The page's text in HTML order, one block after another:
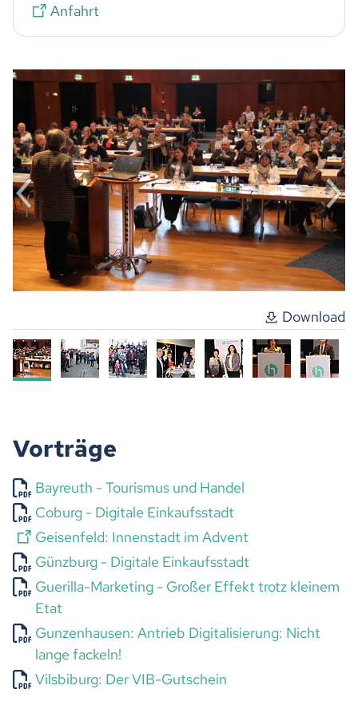
Download
Vorträge
Bayreuth - Tourismus und Handel
Coburg - Digitale Einkaufsstadt
Geisenfeld: Innenstadt im Advent
Günzburg - Digitale Einkaufsstadt
Guerilla-Marketing - Großer Effekt trotz kleinem
Etat
Gunzenhausen: Antrieb Digitalisierung: Nicht
lange fackeln!
Vilsbiburg: Der VIB-Gutschein
Anfahrt